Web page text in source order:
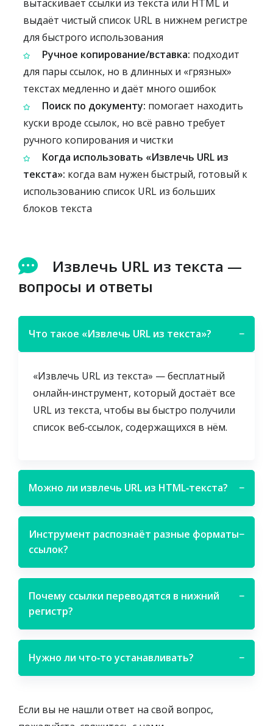
вытаскивает ссылки из текста или HTML и
выдаёт чистый список URL в нижнем регистре
для быстрого использования
Ручное копирование/вставка: подходит
для пары ссылок, но в длинных и «грязных»
текстах медленно и даёт много ошибок
Поиск по документу: помогает находить
куски вроде ссылок, но всё равно требует
ручного копирования и чистки
Когда использовать «Извлечь URL из
текста»: когда вам нужен быстрый, готовый к
использованию список URL из больших
блоков текста
Извлечь URL из текста —
вопросы и ответы
Что такое «Извлечь URL из текста»? −
«Извлечь URL из текста» — бесплатный
онлайн‑инструмент, который достаёт все
URL из текста, чтобы вы быстро получили
список веб‑ссылок, содержащихся в нём.
Можно ли извлечь URL из HTML‑текста? −
Инструмент распознаёт разные форматы
ссылок?
−
Почему ссылки переводятся в нижний
регистр?
−
Нужно ли что‑то устанавливать? −
Если вы не нашли ответ на свой вопрос,